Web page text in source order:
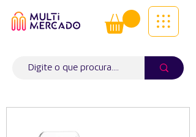
Tudo num só lugar! | Entregas ao
domicílio